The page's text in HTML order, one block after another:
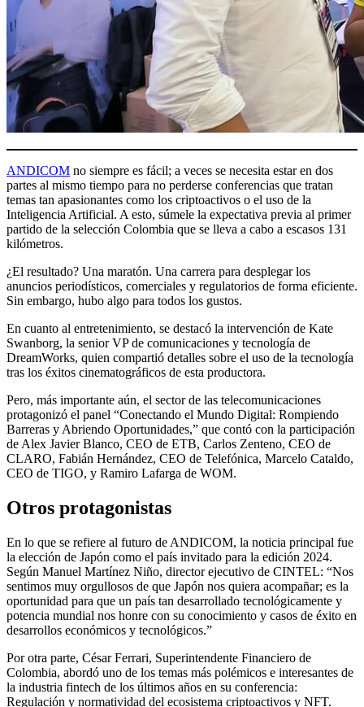
ANDICOM no siempre es fácil; a veces se necesita estar en dos
partes al mismo tiempo para no perderse conferencias que tratan
temas tan apasionantes como los criptoactivos o el uso de la
Inteligencia Artificial. A esto, súmele la expectativa previa al primer
partido de la selección Colombia que se lleva a cabo a escasos 131
kilómetros.
¿El resultado? Una maratón. Una carrera para desplegar los
anuncios periodísticos, comerciales y regulatorios de forma eficiente.
Sin embargo, hubo algo para todos los gustos.
En cuanto al entretenimiento, se destacó la intervención de Kate
Swanborg, la senior VP de comunicaciones y tecnología de
DreamWorks, quien compartió detalles sobre el uso de la tecnología
tras los éxitos cinematográficos de esta productora.
Pero, más importante aún, el sector de las telecomunicaciones
protagonizó el panel “Conectando el Mundo Digital: Rompiendo
Barreras y Abriendo Oportunidades,” que contó con la participación
de Alex Javier Blanco, CEO de ETB, Carlos Zenteno, CEO de
CLARO, Fabián Hernández, CEO de Telefónica, Marcelo Cataldo,
CEO de TIGO, y Ramiro Lafarga de WOM.
Otros protagonistas
En lo que se refiere al futuro de ANDICOM, la noticia principal fue
la elección de Japón como el país invitado para la edición 2024.
Según Manuel Martínez Niño, director ejecutivo de CINTEL: “Nos
sentimos muy orgullosos de que Japón nos quiera acompañar; es la
oportunidad para que un país tan desarrollado tecnológicamente y
potencia mundial nos honre con su conocimiento y casos de éxito en
desarrollos económicos y tecnológicos.”
Por otra parte, César Ferrari, Superintendente Financiero de
Colombia, abordó uno de los temas más polémicos e interesantes de
la industria fintech de los últimos años en su conferencia:
Regulación y normatividad del ecosistema criptoactivos y NFT.